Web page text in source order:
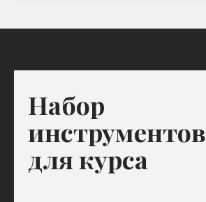
Набор
инструментов
для курса